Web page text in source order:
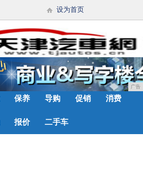
设为首页
广告
保养 导购 促销 消费
报价 二手车